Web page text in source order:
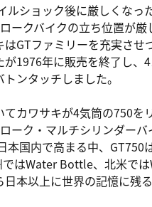
ルショック後に厳しくなっ
ークバイクの立ち位置が厳
はGTファミリーを充実させ
が1976年に販売を終了し、
ンタッチしました。
てカワサキが4気筒の750を
ーク・マルチシリンダー
本国内で高まる中、GT750
はWater Bottle、北米で
日本以上に世界の記憶に残